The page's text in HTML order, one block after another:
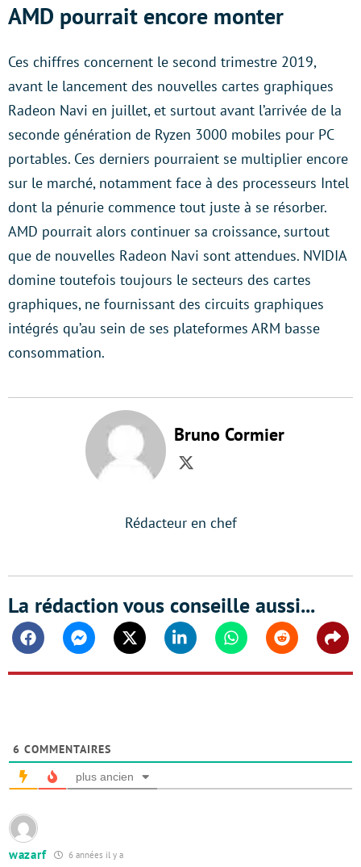
AMD pourrait encore monter
Ces chiffres concernent le second trimestre 2019,
avant le lancement des nouvelles cartes graphiques
Radeon Navi en juillet, et surtout avant l’arrivée de la
seconde génération de Ryzen 3000 mobiles pour PC
portables. Ces derniers pourraient se multiplier encore
sur le marché, notamment face à des processeurs Intel
dont la pénurie commence tout juste à se résorber.
AMD pourrait alors continuer sa croissance, surtout
que de nouvelles Radeon Navi sont attendues. NVIDIA
domine toutefois toujours le secteurs des cartes
graphiques, ne fournissant des circuits graphiques
intégrés qu’au sein de ses plateformes ARM basse
consommation.
Bruno Cormier
Twitter
Rédacteur en chef
La rédaction vous conseille aussi...
FacebookMessengerTwitter Linkedin WhatsappReddit
6 COMMENTAIRES
plus ancien
wazarf 6 années il y a